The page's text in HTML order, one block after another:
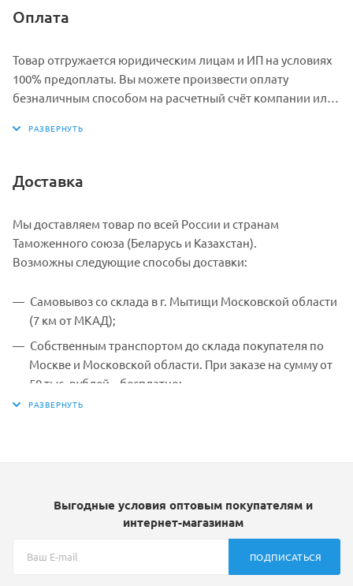
почту.
Физические лица могут купить данный товар в розницу у
Оплата
Товар отгружается юридическим лицам и ИП на условиях
100% предоплаты. Вы можете произвести оплату
безналичным способом на расчетный счёт компании или
При любой форме оплаты мы предоставляем полный
Доставка
Мы доставляем товар по всей России и странам
Таможенного союза (Беларусь и Казахстан).
Возможны следующие способы доставки:
Самовывоз со склада в г. Мытищи Московской области
(7 км от МКАД);
Собственным транспортом до склада покупателя по
Москве и Московской области. При заказе на сумму от
50 тыс. рублей – бесплатно;
До терминала транспортной компании, выбранной
Выгодные условия оптовым покупателям и
интернет-магазинам
ПОДПИСАТЬСЯ